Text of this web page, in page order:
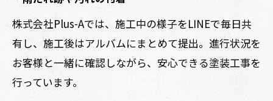
株式会社Plus-Aでは、施工中の様子をLINEで毎日共
有し、施工後はアルバムにまとめて提出。進行状況を
お客様と一緒に確認しながら、安心できる塗装工事を
行っています。